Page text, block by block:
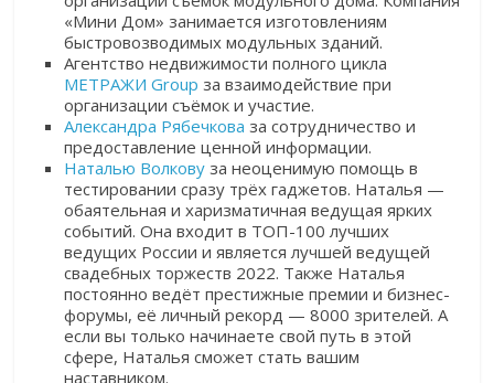
«Мини Дом» занимается изготовлениям
быстровозводимых модульных зданий.
Агентство недвижимости полного цикла
МЕТРАЖИ Group за взаимодействие при
организации съёмок и участие.
Александра Рябечкова за сотрудничество и
предоставление ценной информации.
Наталью Волкову за неоценимую помощь в
тестировании сразу трёх гаджетов. Наталья —
обаятельная и харизматичная ведущая ярких
событий. Она входит в ТОП-100 лучших
ведущих России и является лучшей ведущей
свадебных торжеств 2022. Также Наталья
постоянно ведёт престижные премии и бизнес-
форумы, её личный рекорд — 8000 зрителей. А
если вы только начинаете свой путь в этой
сфере, Наталья сможет стать вашим
наставником.